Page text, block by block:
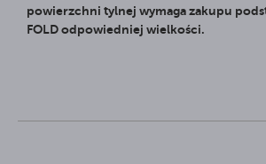
powierzchni tylnej wymaga zakupu
FOLD odpowiedniej wielkości.